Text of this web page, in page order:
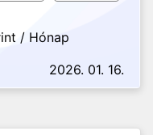
/ Hónap
2026. 01. 16.